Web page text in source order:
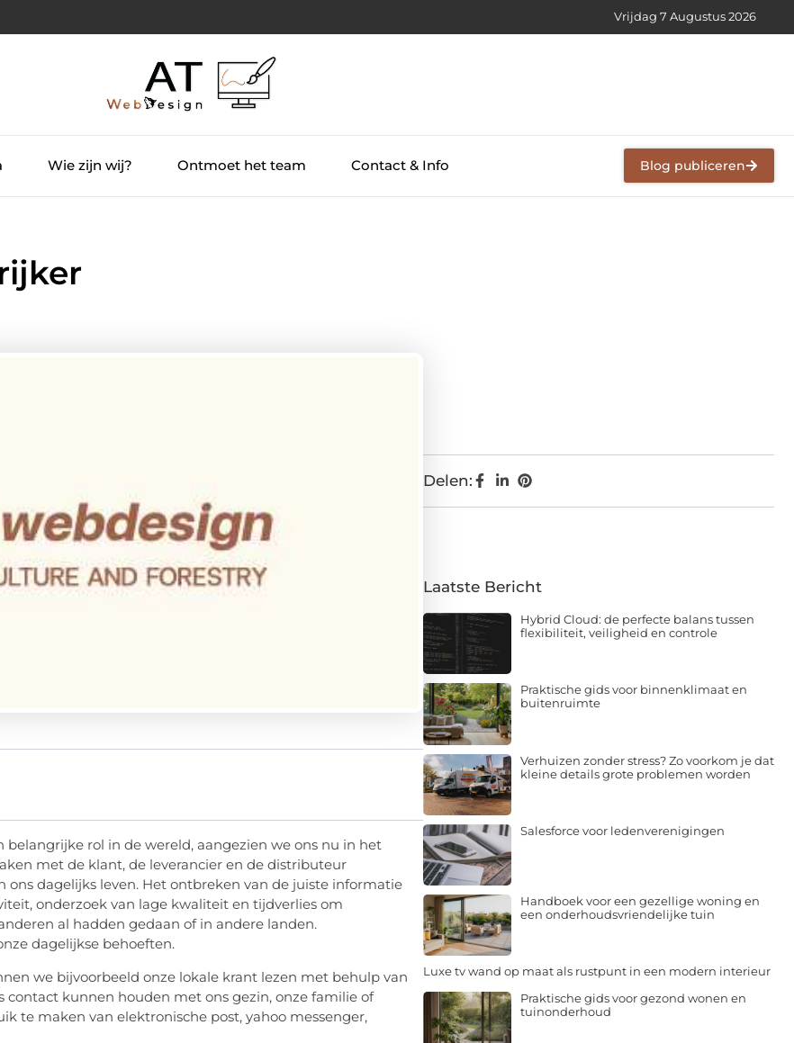
Vrijdag 7 Augustus 2026
Wie zijn wij? Ontmoet het team Contact & Info Blog publiceren
rol in de wereld, aangezien we ons nu in het
met de klant, de leverancier en de distributeur
dagelijks leven. Het ontbreken van de juiste informatie
onderzoek van lage kwaliteit en tijdverlies om
al hadden gedaan of in andere landen.
dagelijkse behoeften.
we bijvoorbeeld onze lokale krant lezen met behulp van
contact kunnen houden met ons gezin, onze familie of
te maken van elektronische post, yahoo messenger,
Delen:
Laatste Bericht
Hybrid Cloud: de perfecte balans tussen
flexibiliteit, veiligheid en controle
Praktische gids voor binnenklimaat en
buitenruimte
Verhuizen zonder stress? Zo voorkom je dat
kleine details grote problemen worden
Salesforce voor ledenverenigingen
Handboek voor een gezellige woning en
een onderhoudsvriendelijke tuin
Luxe tv wand op maat als rustpunt in een modern interieur
Praktische gids voor gezond wonen en
tuinonderhoud